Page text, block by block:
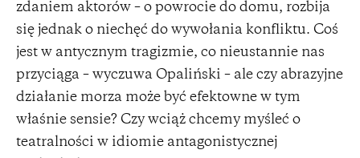
zdaniem aktorów – o powrocie do domu, rozbija
się jednak o niechęć do wywołania konfliktu. Coś
jest w antycznym tragizmie, co nieustannie nas
przyciąga – wyczuwa Opaliński – ale czy abrazyjne
działanie morza może być efektowne w tym
właśnie sensie? Czy wciąż chcemy myśleć o
teatralności w idiomie antagonistycznej